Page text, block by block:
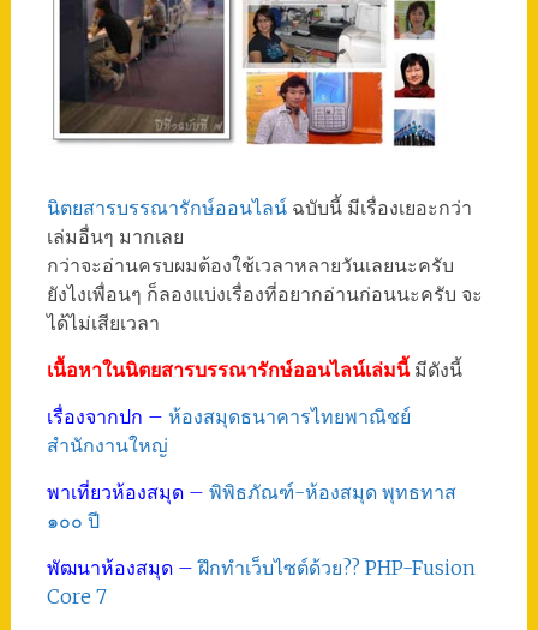
นิตยสารบรรณารักษ์ออนไลน์ ฉบับนี้ มีเรื่องเยอะกว่า
เล่มอื่นๆ มากเลย
กว่าจะอ่านครบผมต้องใช้เวลาหลายวันเลยนะครับ
ยังไงเพื่อนๆ ก็ลองแบ่งเรื่องที่อยากอ่านก่อนนะครับ จะ
ได้ไม่เสียเวลา
เนื้อหาในนิตยสารบรรณารักษ์ออนไลน์เล่มนี้มีดังนี้
เรื่องจากปก – ห้องสมุดธนาคารไทยพาณิชย์
สำนักงานใหญ่
พาเที่ยวห้องสมุด – พิพิธภัณฑ์-ห้องสมุด พุทธทาส
๑๐๐ ปี
พัฒนาห้องสมุด –ฝึกทำเว็บไซต์ด้วย?? PHP-Fusion
Core 7